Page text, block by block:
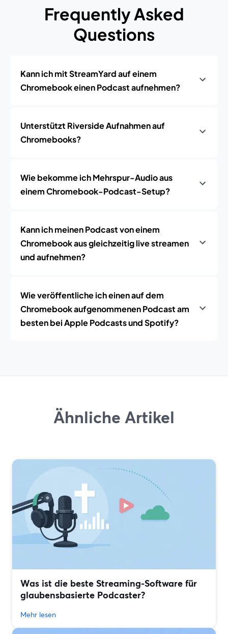
Frequently Asked
Questions
Kann ich mit StreamYard auf einem
Chromebook einen Podcast aufnehmen?
Unterstützt Riverside Aufnahmen auf
Chromebooks?
Wie bekomme ich Mehrspur-Audio aus
einem Chromebook-Podcast-Setup?
Kann ich meinen Podcast von einem
Chromebook aus gleichzeitig live streamen
und aufnehmen?
Wie veröffentliche ich einen auf dem
Chromebook aufgenommenen Podcast am
besten bei Apple Podcasts und Spotify?
Ähnliche Artikel
Was ist die beste Streaming-Software für
glaubensbasierte Podcaster?
Mehr lesen